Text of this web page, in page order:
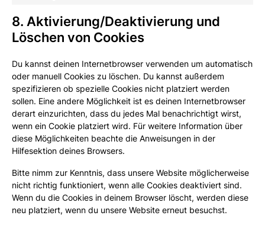
8. Aktivierung/Deaktivierung und
Löschen von Cookies
Du kannst deinen Internetbrowser verwenden um automatisch
oder manuell Cookies zu löschen. Du kannst außerdem
spezifizieren ob spezielle Cookies nicht platziert werden
sollen. Eine andere Möglichkeit ist es deinen Internetbrowser
derart einzurichten, dass du jedes Mal benachrichtigt wirst,
wenn ein Cookie platziert wird. Für weitere Information über
diese Möglichkeiten beachte die Anweisungen in der
Hilfesektion deines Browsers.
Bitte nimm zur Kenntnis, dass unsere Website möglicherweise
nicht richtig funktioniert, wenn alle Cookies deaktiviert sind.
Wenn du die Cookies in deinem Browser löscht, werden diese
neu platziert, wenn du unsere Website erneut besuchst.